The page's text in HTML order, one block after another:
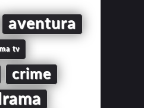
aventura
tv
crime